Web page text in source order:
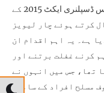
ڈپٹی کمشنر چاغی نے بلوچستان لیویز فورس ڈسپلنری ایکٹ 2015 کے
کرتے ہوئے چار لیویز
ہے۔ یہ اہم اقدام ان
کرنے غفلت برتنے اور
تھا، جس میں انہوں نے
مسلح افراد کے سامنے